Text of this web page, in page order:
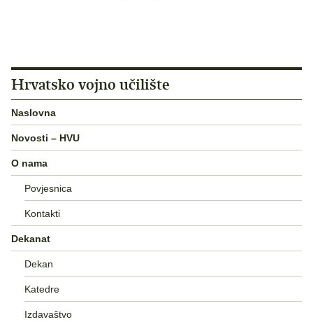
Hrvatsko vojno učilište
Naslovna
Novosti – HVU
O nama
Povjesnica
Kontakti
Dekanat
Dekan
Katedre
Izdavaštvo